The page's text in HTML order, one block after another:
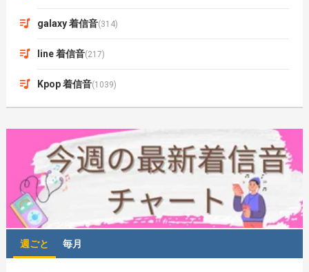
galaxy 着信音(314)
line 着信音(217)
Kpop 着信音(1039)
週ごと 毎月